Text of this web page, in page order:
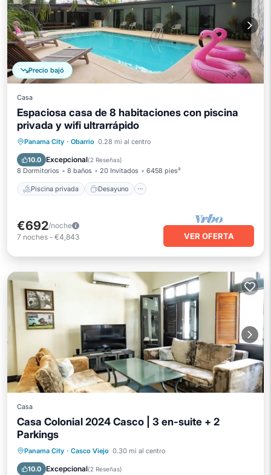
Precio bajó
Casa
Espaciosa casa de 8 habitaciones con piscina
privada y wifi ultrarrápido
Panama City · Obarrio 0.28 mi al centro
10.0 Excepcional(2 Reseñas)
8 Dormitorios 8 baños 20 Invitados 6458 pies²
Piscina privada Desayuno
Piscina privada
Desayuno
Aparcamiento
€692/noche
7 noches - €4,843 VER OFERTA
Casa
Casa Colonial 2024 Casco | 3 en-suite + 2
Parkings
Panama City · Casco Viejo 0.30 mi al centro
10.0 Excepcional(2 Reseñas)
Aparcamiento
Balcón/Terraza
Cocina
Aire acondicionado